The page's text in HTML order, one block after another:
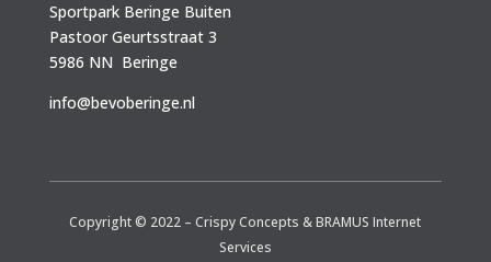
Sportpark Beringe Buiten
Pastoor Geurtsstraat 3
5986 NN Beringe
info@bevoberinge.nl
Copyright © 2022 –Crispy Concepts &BRAMUS Internet
Services